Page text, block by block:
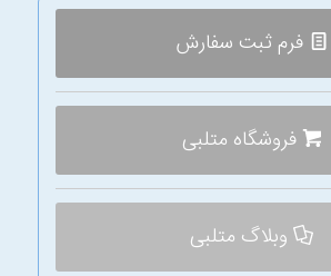
فرم ثبت سفارش
فروشگاه متلبی
وبلاگ متلبی